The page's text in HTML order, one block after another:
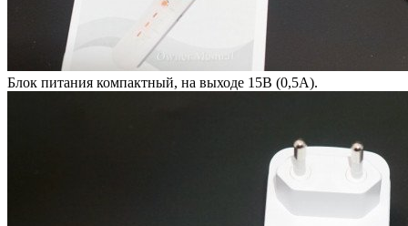
Блок питания компактный, на выходе 15В (0,5А).